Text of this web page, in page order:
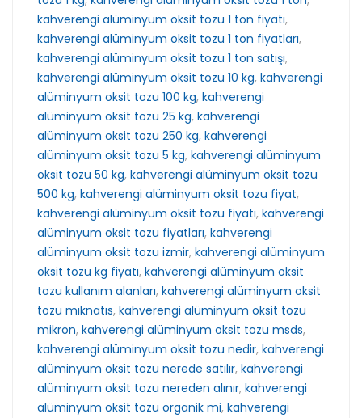
kahverengi alüminyum oksit tozu 1 ton fiyatı,
kahverengi alüminyum oksit tozu 1 ton fiyatları,
kahverengi alüminyum oksit tozu 1 ton satışı,
kahverengi alüminyum oksit tozu 10 kg, kahverengi
alüminyum oksit tozu 100 kg, kahverengi
alüminyum oksit tozu 25 kg, kahverengi
alüminyum oksit tozu 250 kg, kahverengi
alüminyum oksit tozu 5 kg, kahverengi alüminyum
oksit tozu 50 kg, kahverengi alüminyum oksit tozu
500 kg, kahverengi alüminyum oksit tozu fiyat,
kahverengi alüminyum oksit tozu fiyatı, kahverengi
alüminyum oksit tozu fiyatları, kahverengi
alüminyum oksit tozu izmir, kahverengi alüminyum
oksit tozu kg fiyatı, kahverengi alüminyum oksit
tozu kullanım alanları, kahverengi alüminyum oksit
tozu mıknatıs, kahverengi alüminyum oksit tozu
mikron, kahverengi alüminyum oksit tozu msds,
kahverengi alüminyum oksit tozu nedir, kahverengi
alüminyum oksit tozu nerede satılır, kahverengi
alüminyum oksit tozu nereden alınır, kahverengi
alüminyum oksit tozu organik mi, kahverengi